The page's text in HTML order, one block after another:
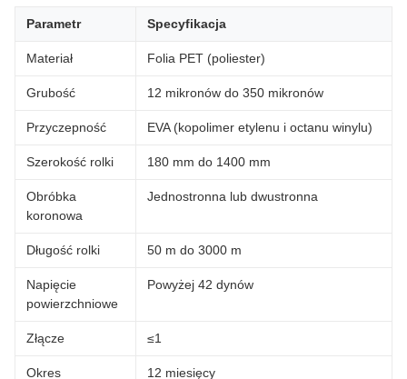
Parametr Specyfikacja
Materiał Folia PET (poliester)
Grubość 12 mikronów do 350 mikronów
Przyczepność EVA (kopolimer etylenu i octanu winylu)
Szerokość rolki 180 mm do 1400 mm
Obróbka
koronowa
Jednostronna lub dwustronna
Długość rolki 50 m do 3000 m
Napięcie
powierzchniowe
Powyżej 42 dynów
Złącze ≤1
Okres
12 miesięcy